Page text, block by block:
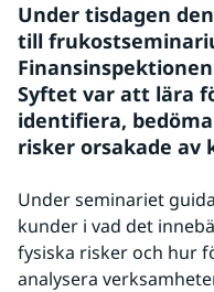
Under tisdagen
till
Syftet var att lära
identifiera,
risker orsakade av
Under seminariet
kunder i vad det
fysiska risker och hur
analysera